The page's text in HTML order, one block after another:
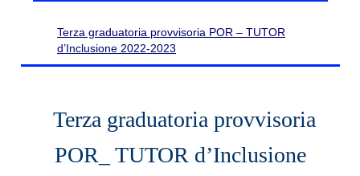
Terza graduatoria provvisoria POR – TUTOR
d’Inclusione 2022-2023
Terza graduatoria provvisoria
POR_ TUTOR d’Inclusione